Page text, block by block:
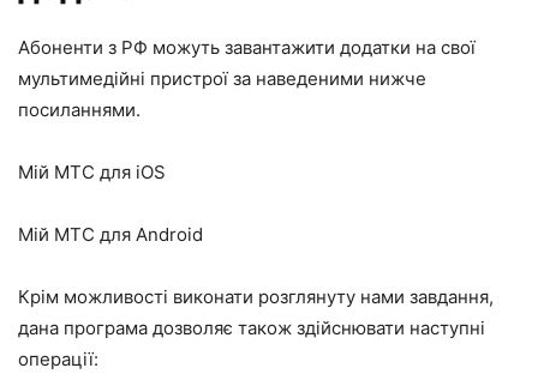
Абоненти з РФ можуть завантажити додатки на свої
мультимедійні пристрої за наведеними нижче
посиланнями.
Мій МТС для iOS
Мій МТС для Android
Крім можливості виконати розглянуту нами завдання,
дана програма дозволяє також здійснювати наступні
операції: